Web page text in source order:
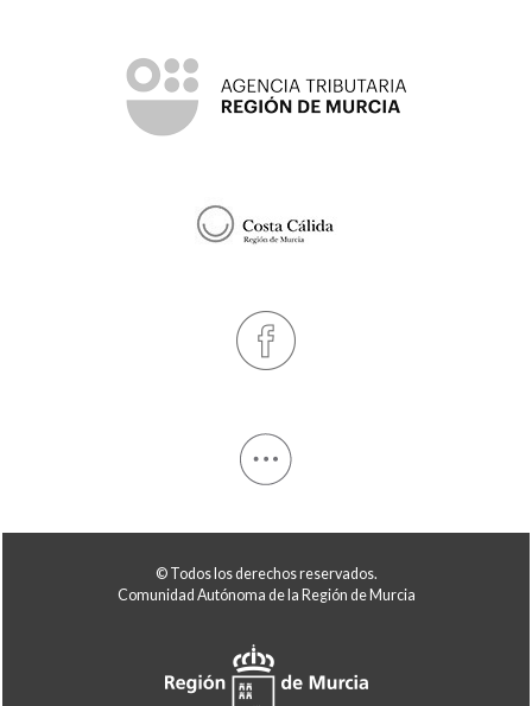
© Todos los derechos reservados.
Comunidad Autónoma de la Región de Murcia